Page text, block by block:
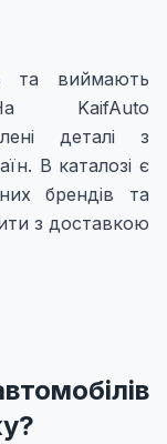
та виймають
KaifAuto
деталі з
В каталозі є
брендів та
з доставкою